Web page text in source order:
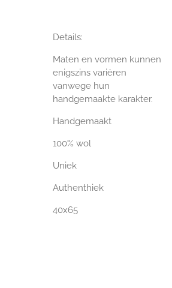
Details:
Maten en vormen kunnen
enigszins variëren
vanwege hun
handgemaakte karakter.
Handgemaakt
100% wol
Uniek
Authenthiek
40x65